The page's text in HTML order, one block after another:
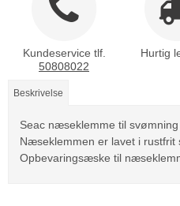
Kundeservice tlf.
50808022
Hurtig
Beskrivelse
Seac næseklemme til
Næseklemmen er lavet i rustfrit
Opbevaringsæske til